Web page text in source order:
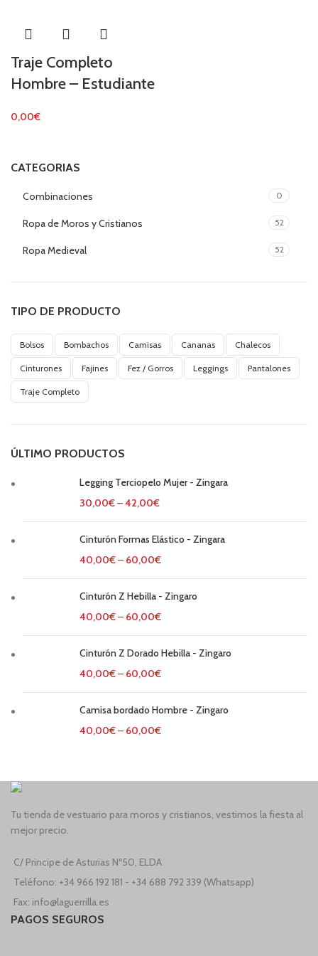
CATEGORIAS
Combinaciones 0
Ropa de Moros y Cristianos 52
Ropa Medieval 52
TIPO DE PRODUCTO
Bolsos Bombachos Camisas Cananas Chalecos
Cinturones Fajines Fez / Gorros Leggings Pantalones
Traje Completo
ÚLTIMO PRODUCTOS
Legging Terciopelo Mujer - Zingara
30,00€–42,00€
Cinturón Formas Elástico - Zingara
40,00€– 60,00€
Cinturón Z Hebilla - Zingaro
40,00€– 60,00€
Cinturón Z Dorado Hebilla - Zingaro
40,00€– 60,00€
Camisa bordado Hombre - Zingaro
40,00€– 60,00€
Traje Completo
Hombre – Estudiante
0,00€
Tu tienda de vestuario para moros y cristianos, vestimos la fiesta al
mejor precio.
C/ Principe de Asturias Nº50, ELDA
Teléfono: +34 966 192 181 - +34 688 792 339 (Whatsapp)
Fax: info@laguerrilla.es
PAGOS SEGUROS